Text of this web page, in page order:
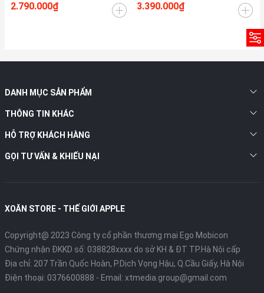
2.790.000₫ 3.390.000₫
DANH MỤC SẢN PHẨM
THÔNG TIN KHÁC
HỖ TRỢ KHÁCH HÀNG
GỌI TƯ VẤN & KHIẾU NẠI
XOĂN STORE - THẾ GIỚI APPLE
Copyright@ 2023 Công ty cổ phần thương mại Ego Mobicon
Chứng nhận ĐKKD số: 038828xxxx do sở KH & ĐT TP.Hà Nội cấp
Địa chỉ: 207 Trần Quốc Hoàn, P.Dịch Vọng Hậu, Q.Cầu Giấy, Hà Nội
Điện thoại: 0376600888 - Email: xtmedia.group@gmail.com